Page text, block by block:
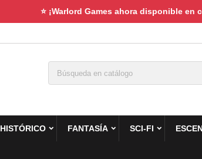
⭐ ¡Warlord Games ahora disponible en
HISTÓRICO FANTASÍA SCI-FI